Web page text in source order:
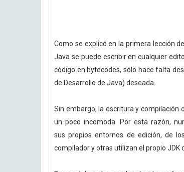
Como se explicó en la primera lección
Java se puede escribir en cualquier
código en bytecodes, sólo hace falta
de Desarrollo de Java) deseada.
Sin embargo, la escritura y compilación
un poco incomoda. Por esta razón,
sus propios entornos de edición, de
compilador y otras utilizan el propio JDK